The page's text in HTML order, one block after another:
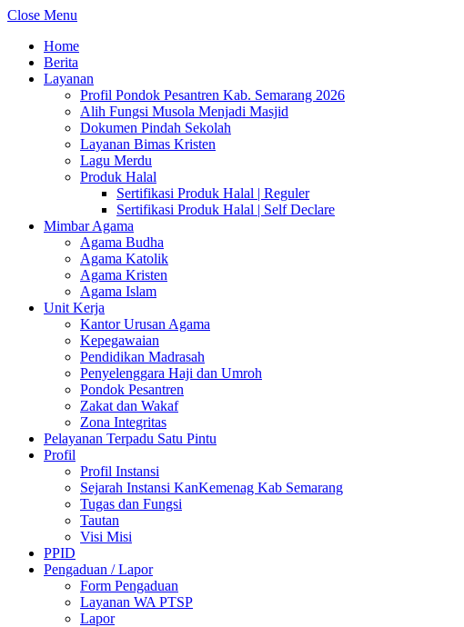
Close Menu
Home
Berita
Layanan
Profil Pondok Pesantren Kab. Semarang 2026
Alih Fungsi Musola Menjadi Masjid
Dokumen Pindah Sekolah
Layanan Bimas Kristen
Lagu Merdu
Produk Halal
Sertifikasi Produk Halal | Reguler
Sertifikasi Produk Halal | Self Declare
Mimbar Agama
Agama Budha
Agama Katolik
Agama Kristen
Agama Islam
Unit Kerja
Kantor Urusan Agama
Kepegawaian
Pendidikan Madrasah
Penyelenggara Haji dan Umroh
Pondok Pesantren
Zakat dan Wakaf
Zona Integritas
Pelayanan Terpadu Satu Pintu
Profil
Profil Instansi
Sejarah Instansi KanKemenag Kab Semarang
Tugas dan Fungsi
Tautan
Visi Misi
PPID
Pengaduan / Lapor
Form Pengaduan
Layanan WA PTSP
Lapor